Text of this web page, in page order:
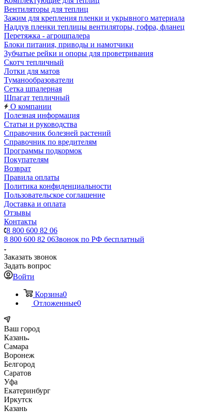
Вентиляторы для теплиц
Зажим для крепления пленки и укрывного материала
Наддув пленки теплицы вентиляторы, гофра, фланец
Перетяжка - агрошпалера
Блоки питания, приводы и намотчики
Зубчатые рейки и опоры для проветривания
Скотч тепличный
Лотки для матов
Туманообразователи
Сетка шпалерная
Шпагат тепличный
О компании
Полезная информация
Статьи и руководства
Справочник болезней растений
Справочник по вредителям
Программы подкормок
Покупателям
Возврат
Правила оплаты
Политика конфиденциальности
Пользовательское соглашение
Доставка и оплата
Отзывы
Контакты
8 800 600 82 06
8 800 600 82 06Звонок по РФ бесплатный
Заказать звонок
Задать вопрос
Войти
Корзина0
Отложенные0
Ваш город
Казань
Самара
Воронеж
Белгород
Саратов
Уфа
Екатеринбург
Иркутск
Казань